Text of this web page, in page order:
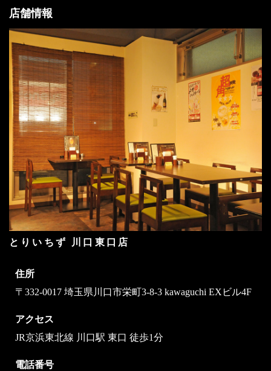
店舗情報
とりいちず 川口東口店
住所
〒332-0017 埼玉県川口市栄町3-8-3 kawaguchi EXビル4F
アクセス
JR京浜東北線 川口駅 東口 徒歩1分
電話番号